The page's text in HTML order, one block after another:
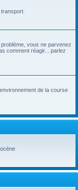
vous ne parvenez
comment réagir... parlez
de la course